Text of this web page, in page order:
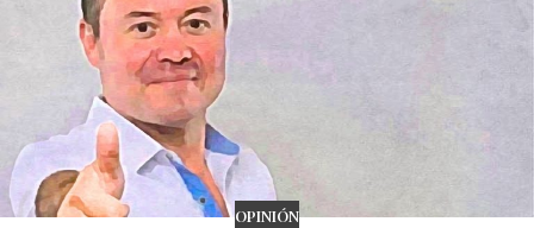
OPINIÓN